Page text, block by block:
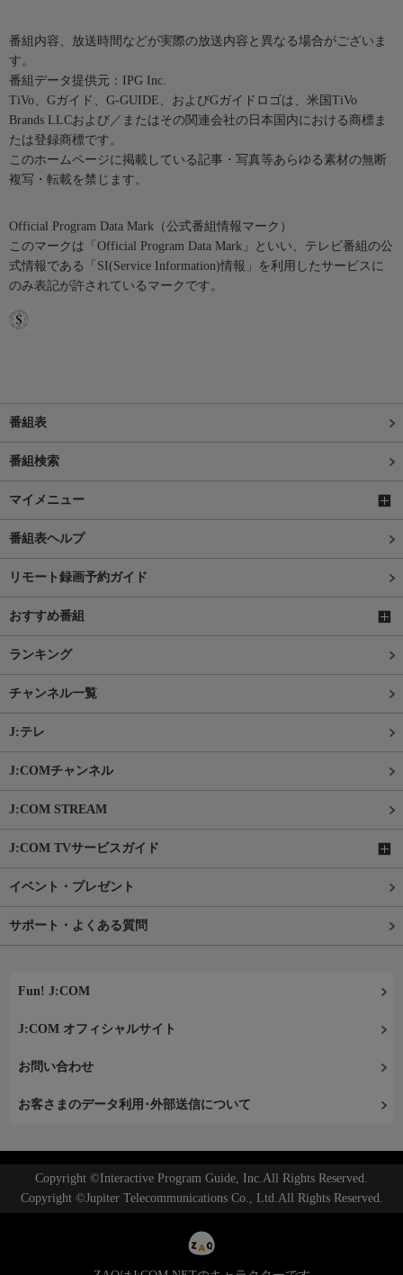
番組内容、放送時間などが実際の放送内容と異なる場合がございま
す。
番組データ提供元：IPG Inc.
TiVo、Gガイド、G-GUIDE、およびGガイドロゴは、米国TiVo
Brands LLCおよび／またはその関連会社の日本国内における商標ま
たは登録商標です。
このホームページに掲載している記事・写真等あらゆる素材の無断
複写・転載を禁じます。
Official Program Data Mark（公式番組情報マーク）
このマークは「Official Program Data Mark」といい、テレビ番組の公
式情報である「SI(Service Information)情報」を利用したサービスに
のみ表記が許されているマークです。
番組表
番組検索
マイメニュー
番組表ヘルプ
リモート録画予約ガイド
おすすめ番組
ランキング
チャンネル一覧
J:テレ
J:COMチャンネル
J:COM STREAM
J:COM TVサービスガイド
イベント・プレゼント
サポート・よくある質問
Fun! J:COM
J:COM オフィシャルサイト
お問い合わせ
お客さまのデータ利用･外部送信について
Copyright ©Interactive Program Guide, Inc.All Rights Reserved.
Copyright ©Jupiter Telecommunications Co., Ltd.All Rights Reserved.